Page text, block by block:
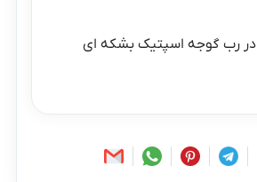
دررب گوجه اسپتیک بشکه ای